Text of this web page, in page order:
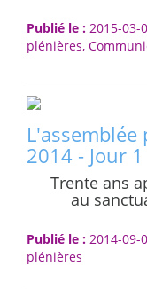
Publié le : 2015-03-
plénières,
2014 - Jour 1
Trente ans
au
Publié le : 2014-09-
plénières